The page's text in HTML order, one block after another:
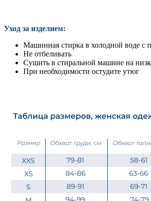
Уход за изделием:
Машинная стирка в холодной воде с
Не отбеливать
Сушить в стиральной машине на
При необходимости остудите утюг